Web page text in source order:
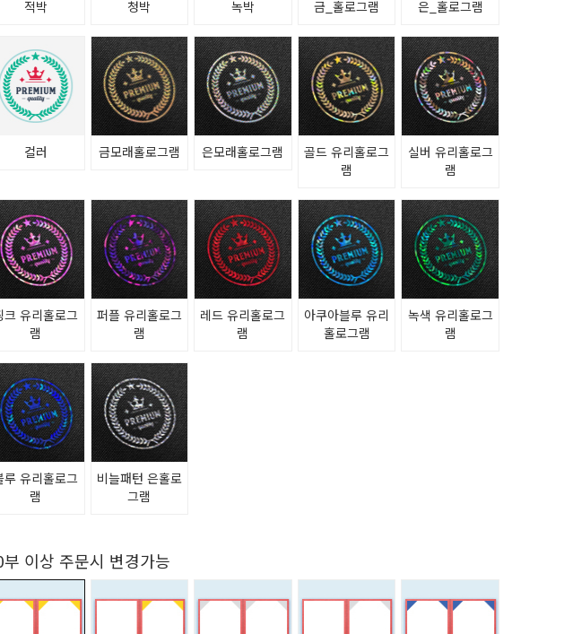
적박 청박 녹박 금_홀로그램 은_홀로그램
컬러 금모래홀로그램 은모래홀로그램
골드 유리홀로그
램
실버 유리홀로그
램
크 유리홀로그
램
퍼플 유리홀로그
램
레드 유리홀로그
램
아쿠아블루 유리
홀로그램
녹색 유리홀로그
램
루 유리홀로그
램
비늘패턴 은홀로
그램
부 이상 주문시 변경가능